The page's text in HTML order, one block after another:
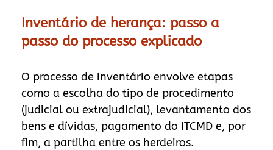
Inventário de herança: passo a
passo do processo explicado
O processo de inventário envolve etapas
como a escolha do tipo de procedimento
(judicial ou extrajudicial), levantamento dos
bens e dívidas, pagamento do ITCMD e, por
fim, a partilha entre os herdeiros.